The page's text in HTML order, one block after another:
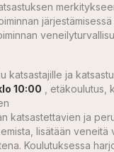
katsastajille ja
10:00 , etäkoulutus,
katsastettavien ja
lisätään veneitä
Koulutuksessa